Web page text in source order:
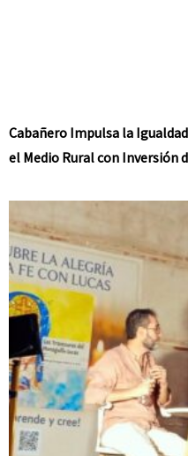
Cabañero Impulsa la
el Medio Rural con Inversión